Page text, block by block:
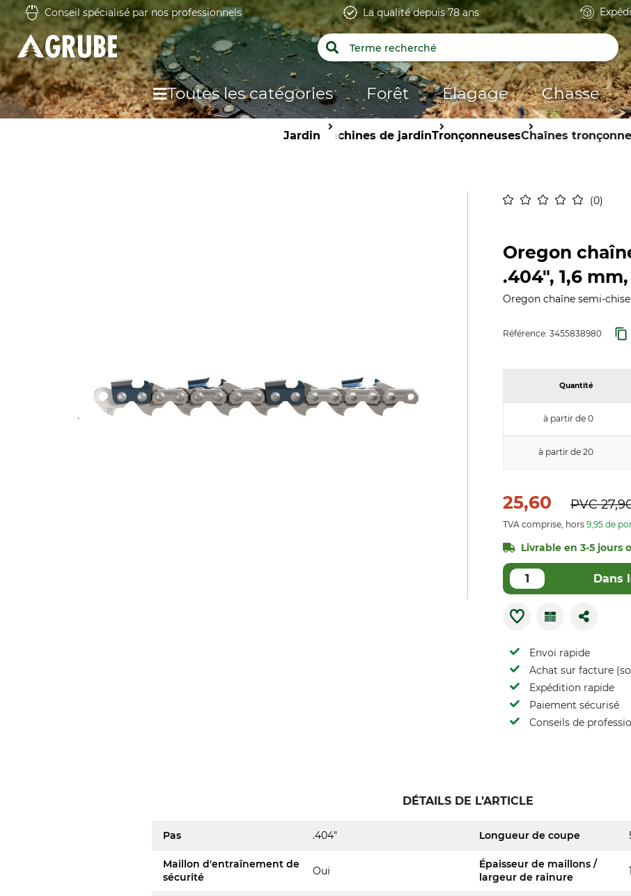
Conseil spécialisé par nos professionnels La qualité depuis 78 ans
Toutes les catégories Forêt Élagage Chasse
Jardin Machines de jardinTronçonneusesChaînes
0
Oregon
.404", 1,6
Oregon chaîne semi-
Référence: 3455838980
Quantité
à partir de 0
à partir de 20
25,60 PVC
TVA comprise, hors 9,95 de
Livrable en 3-5 jours
Dans
Envoi rapide
Achat sur facture
Expédition rapide
Paiement sécurisé
Conseils de
DÉTAILS DE L’ARTICLE
Pas .404" Longueur de coupe
Maillon d'entraînement de
sécurité
Oui
Épaisseur de maillons /
largeur de rainure